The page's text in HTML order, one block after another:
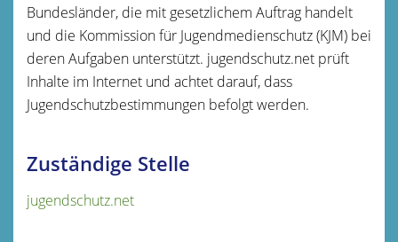
Bundesländer, die mit gesetzlichem Auftrag handelt
und die Kommission für Jugendmedienschutz (KJM) bei
deren Aufgaben unterstützt. jugendschutz.net prüft
Inhalte im Internet und achtet darauf, dass
Jugendschutzbestimmungen befolgt werden.
Zuständige Stelle
jugendschutz.net